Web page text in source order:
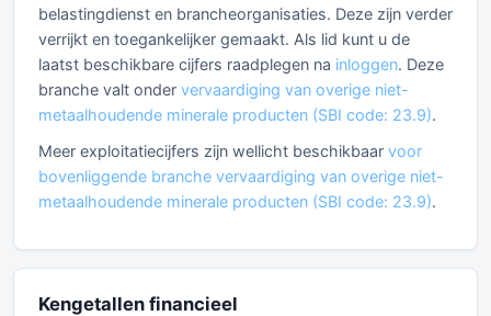
belastingdienst en brancheorganisaties. Deze zijn verder
verrijkt en toegankelijker gemaakt. Als lid kunt u de
laatst beschikbare cijfers raadplegen na inloggen. Deze
branche valt onder vervaardiging van overige niet-
metaalhoudende minerale producten (SBI code: 23.9).
Meer exploitatiecijfers zijn wellicht beschikbaar voor
bovenliggende branche vervaardiging van overige niet-
metaalhoudende minerale producten (SBI code: 23.9).
Kengetallen financieel